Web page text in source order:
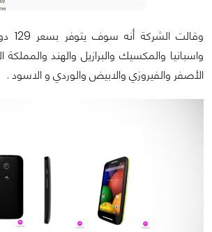
واسبانيا والمكسيك والبرازيل والهند
الأصفر والفيروزي والابيض والوردي و الاسود .